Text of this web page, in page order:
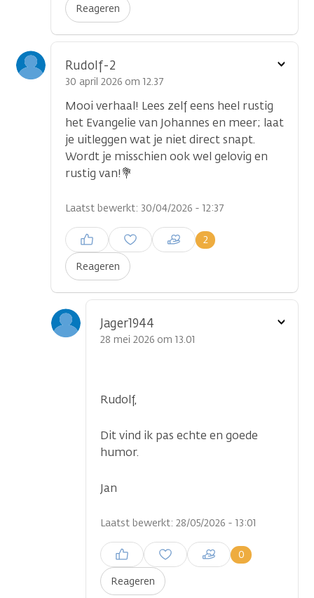
Reageren
Rudolf-2
30 april 2026 om 12.37
Mooi verhaal! Lees zelf eens heel rustig
het Evangelie van Johannes en meer; laat
je uitleggen wat je niet direct snapt.
Wordt je misschien ook wel gelovig en
rustig van!💐
Laatst bewerkt: 30/04/2026 - 12:37
Reageren
2
Inloggen om een reactie te
plaatsen
Toon
Jager1944
28 mei 2026 om 13.01
Rudolf,
Dit vind ik pas echte en goede
humor.
Jan
Laatst bewerkt: 28/05/2026 - 13:01
Reageren
0
Inloggen om een reactie te
plaatsen
Toon